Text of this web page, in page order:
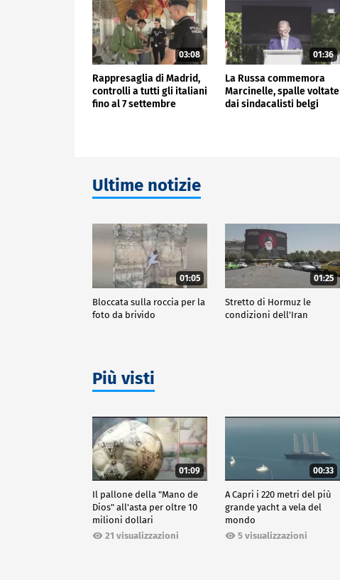
03:08
Rappresaglia di Madrid,
controlli a tutti gli italiani
fino al 7 settembre
01:36
La Russa commemora
Marcinelle, spalle voltate
dai sindacalisti belgi
Ultime notizie
01:05
Bloccata sulla roccia per la
foto da brivido
01:25
Stretto di Hormuz le
condizioni dell'Iran
Più visti
01:09
Il pallone della "Mano de
Dios" all'asta per oltre 10
milioni dollari
21 visualizzazioni
00:33
A Capri i 220 metri del più
grande yacht a vela del
mondo
5 visualizzazioni